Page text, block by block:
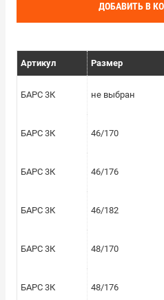
ДОБАВИТЬ В
Артикул Размер
БАРС 3К не выбран
БАРС 3К 46/170
БАРС 3К 46/176
БАРС 3К 46/182
БАРС 3К 48/170
БАРС 3К 48/176